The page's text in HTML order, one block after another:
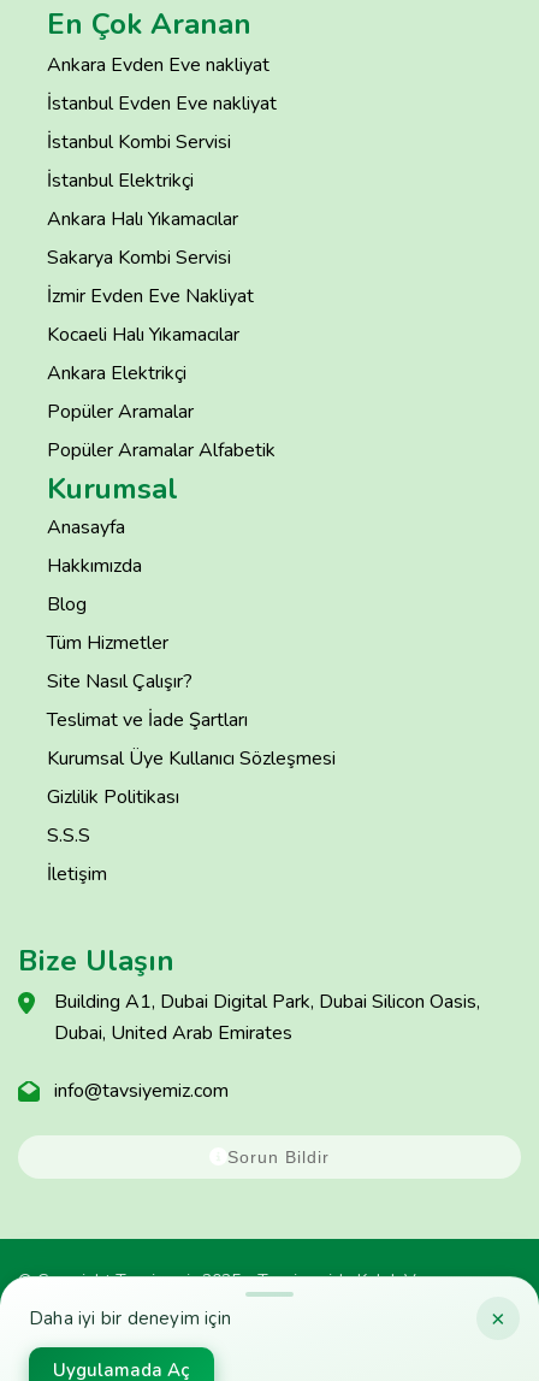
×
Daha iyi bir deneyim için
Uygulamada Aç
En Çok Aranan
Ankara Evden Eve nakliyat
İstanbul Evden Eve nakliyat
İstanbul Kombi Servisi
İstanbul Elektrikçi
Ankara Halı Yıkamacılar
Sakarya Kombi Servisi
İzmir Evden Eve Nakliyat
Kocaeli Halı Yıkamacılar
Ankara Elektrikçi
Popüler Aramalar
Popüler Aramalar Alfabetik
Kurumsal
Anasayfa
Hakkımızda
Blog
Tüm Hizmetler
Site Nasıl Çalışır?
Teslimat ve İade Şartları
Kurumsal Üye Kullanıcı Sözleşmesi
Gizlilik Politikası
S.S.S
İletişim
Bize Ulaşın
Building A1, Dubai Digital Park, Dubai Silicon Oasis,
Dubai, United Arab Emirates
info@tavsiyemiz.com
Sorun Bildir
© Copyright Tavsiyemiz 2025 - Tavsiyemiz'e Kulak Ver